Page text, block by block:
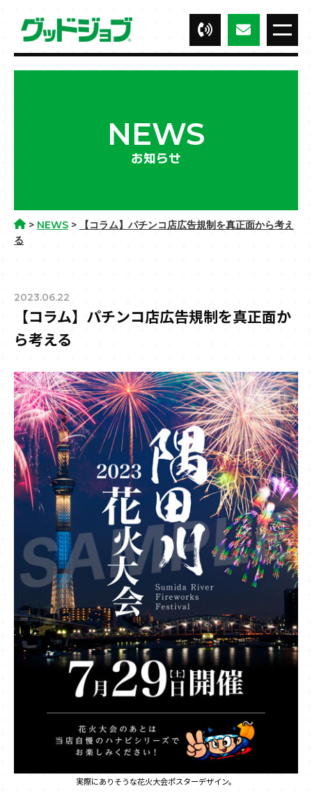
NEWS
お知らせ
> NEWS>
【コラム】パチンコ店広告規制を真正面から考え
る
2023.06.22
【コラム】パチンコ店広告規制を真正面か
ら考える
実際にありそうな花火大会ポスターデザイン。